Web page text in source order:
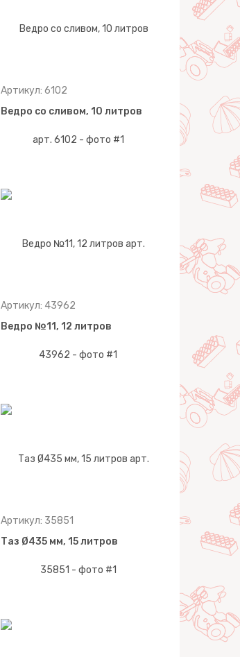
Артикул: 6102
Ведро со сливом, 10 литров
Артикул: 43962
Ведро №11, 12 литров
Артикул: 35851
Таз Ø435 мм, 15 литров